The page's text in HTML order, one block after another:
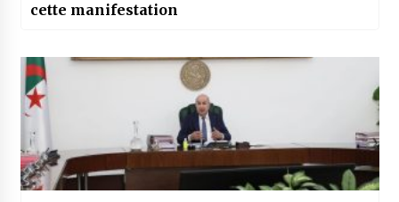
cette manifestation